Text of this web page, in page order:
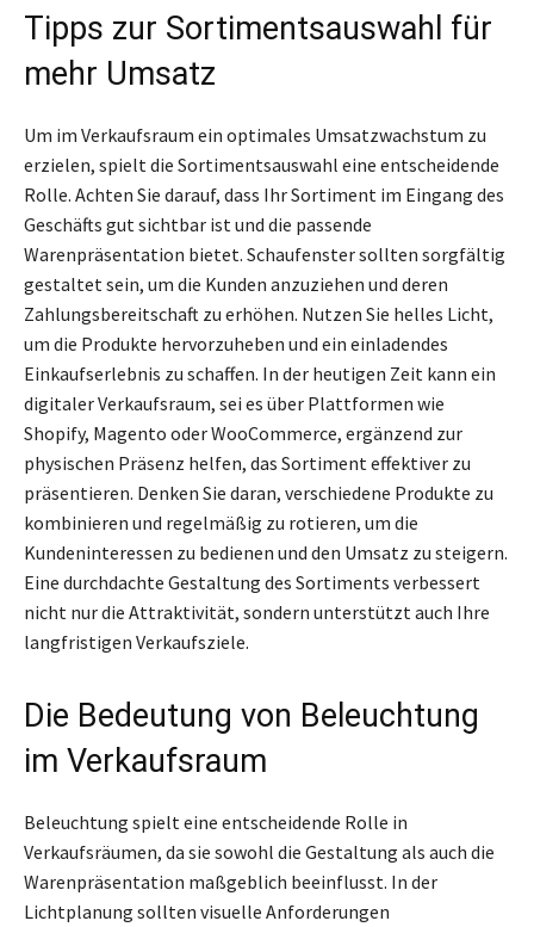
Tipps zur Sortimentsauswahl für
mehr Umsatz
Um im Verkaufsraum ein optimales Umsatzwachstum zu
erzielen, spielt die Sortimentsauswahl eine entscheidende
Rolle. Achten Sie darauf, dass Ihr Sortiment im Eingang des
Geschäfts gut sichtbar ist und die passende
Warenpräsentation bietet. Schaufenster sollten sorgfältig
gestaltet sein, um die Kunden anzuziehen und deren
Zahlungsbereitschaft zu erhöhen. Nutzen Sie helles Licht,
um die Produkte hervorzuheben und ein einladendes
Einkaufserlebnis zu schaffen. In der heutigen Zeit kann ein
digitaler Verkaufsraum, sei es über Plattformen wie
Shopify, Magento oder WooCommerce, ergänzend zur
physischen Präsenz helfen, das Sortiment effektiver zu
präsentieren. Denken Sie daran, verschiedene Produkte zu
kombinieren und regelmäßig zu rotieren, um die
Kundeninteressen zu bedienen und den Umsatz zu steigern.
Eine durchdachte Gestaltung des Sortiments verbessert
nicht nur die Attraktivität, sondern unterstützt auch Ihre
langfristigen Verkaufsziele.
Die Bedeutung von Beleuchtung
im Verkaufsraum
Beleuchtung spielt eine entscheidende Rolle in
Verkaufsräumen, da sie sowohl die Gestaltung als auch die
Warenpräsentation maßgeblich beeinflusst. In der
Lichtplanung sollten visuelle Anforderungen